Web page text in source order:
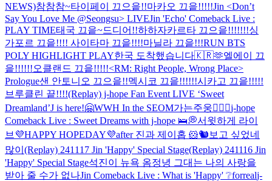
NEWS)참참참~타이페이 끄으읕!!마카오 끄읕!!!!!Jin <Don’t
Say You Love Me @Seongsu> LIVEJin 'Echo' Comeback Live :
PLAY TIME태국 끄읕~드디어!!하하자카르타 끄으읕!!!!!!!싱
가포르 끄읕!!!! 사이타마 끄읕!!!!마닐라 끄읕!!!RUN BTS
POLY HIGHLIGHT PLAY한국 도착했습니다🇰🇷🫶엘에이 끄
읕!!!!!!오클랜드 끄읕!!!!!<RM: Right People, Wrong Place>
Prologue샌 안토니오 끄으읕!!멕시코 끄읕!!!!!!시카고 끄읕!!!!!
브루클린 끝!!!!(Replay) j-hope Fan Event LIVE ‘Sweet
Dreamland’J is here!🤗WWH In the SEOM가는주웅😶‍🌫️🚗j-hope
Comeback Live : Sweet Dreams with j-hope 🛌💭서윗하게 라이
브 💜HAPPY HOPEDAY💜after 진과 제이홉 🐹🐿 보고 싶었네
많이 (Replay) 241117 Jin 'Happy' Special Stage(Replay) 241116 Jin
'Happy' Special Stage석진이 뉴욕 옴정녕 그대는 나의 사랑을
받아 줄 수가 없나Jin Comeback Live : What is 'Happy' ❔forrealj-